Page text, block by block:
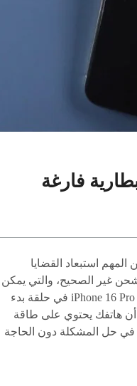
فارغة
استبعاد القضايا
غير الصحيح، والتي يمكن
أن تتسبب أحيانًا في أن يتعطل جهاز iPhone 16 Pro في حلقة بدء
أن هاتفك يحتوي على طاقة
في حل المشكلة دون الحاجة